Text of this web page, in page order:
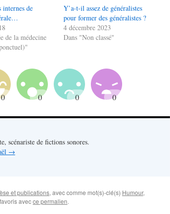
de
de la médecine
Y’a-t-il assez de généralistes
pour former des généralistes ?
4 décembre 2023
Dans "Non classé"
scénariste de fictions sonores.
→
et publications, avec comme mot(s)-clé(s) Humour,
avecce permalien.